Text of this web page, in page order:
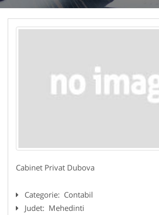
Cabinet Privat Dubova
Categorie: Contabil
Judet: Mehedinti